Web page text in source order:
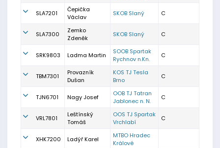
SLA7201
Čepička
Václav
SKOB Slaný C
SLA7300
Zemko
Zdeněk
SKOB Slaný C
SRK9803 Ladma Martin
SOOB Spartak
Rychnov n.Kn.
C
TBM7301
Provazník
Dušan
KOS TJ Tesla
Brno
C
TJN6701 Nagy Josef
OOB TJ Tatran
Jablonec n. N.
C
VRL7801
Leštínský
Tomáš
OOS TJ Spartak
Vrchlabí
C
XHK7200 Ladýř Karel
MTBO Hradec
Králové